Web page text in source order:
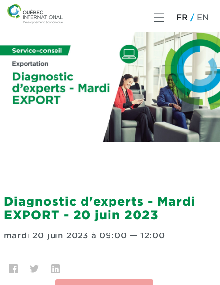
FR EN
Diagnostic d'experts - Mardi
EXPORT - 20 juin 2023
mardi 20 juin 2023 à 09:00 — 12:00